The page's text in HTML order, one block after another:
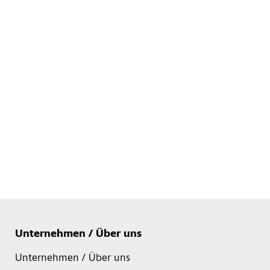
Unternehmen / Über uns
Unternehmen / Über uns